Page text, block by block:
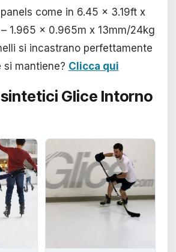
come in 6.45 x 3.19ft x
1.965 x 0.965m x 13mm/24kg
si incastrano perfettamente
si mantiene? Clicca qui
Glice Intorno